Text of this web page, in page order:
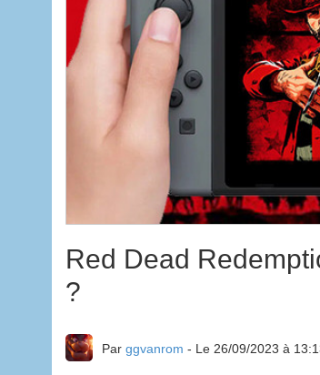
Red Dead
?
Par ggvanrom - Le 26/09/2023 à